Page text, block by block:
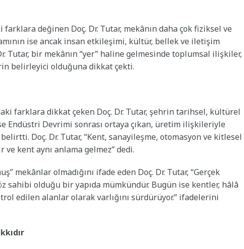
değinen Doç. Dr. Tutar, mekânın daha çok fiziksel ve
ise ancak insan etkileşimi, kültür, bellek ve iletişim
Tutar, bir mekânın “yer” haline gelmesinde toplumsal ilişkiler,
belirleyici olduğuna dikkat çekti.
farklara dikkat çeken Doç. Dr. Tutar, şehrin tarihsel, kültürel
Endüstri Devrimi sonrası ortaya çıkan, üretim ilişkileriyle
Doç. Dr. Tutar, “Kent, sanayileşme, otomasyon ve kitlesel
ve kent aynı anlama gelmez” dedi.
mekânlar olmadığını ifade eden Doç. Dr. Tutar, “Gerçek
sahibi olduğu bir yapıda mümkündür. Bugün ise kentler, hâlâ
edilen alanlar olarak varlığını sürdürüyor.” ifadelerini